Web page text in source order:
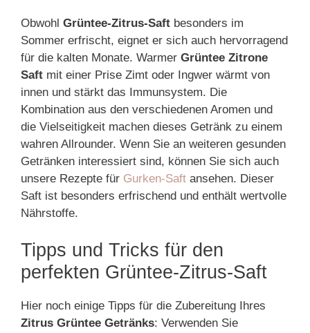
Obwohl Grüntee-Zitrus-Saft besonders im
Sommer erfrischt, eignet er sich auch hervorragend
für die kalten Monate. Warmer Grüntee Zitrone
Saft mit einer Prise Zimt oder Ingwer wärmt von
innen und stärkt das Immunsystem. Die
Kombination aus den verschiedenen Aromen und
die Vielseitigkeit machen dieses Getränk zu einem
wahren Allrounder. Wenn Sie an weiteren gesunden
Getränken interessiert sind, können Sie sich auch
unsere Rezepte für Gurken-Saft ansehen. Dieser
Saft ist besonders erfrischend und enthält wertvolle
Nährstoffe.
Tipps und Tricks für den
perfekten Grüntee-Zitrus-Saft
Hier noch einige Tipps für die Zubereitung Ihres
Zitrus Grüntee Getränks: Verwenden Sie